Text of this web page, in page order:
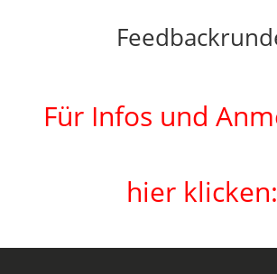
Für Infos und
hier klicken: